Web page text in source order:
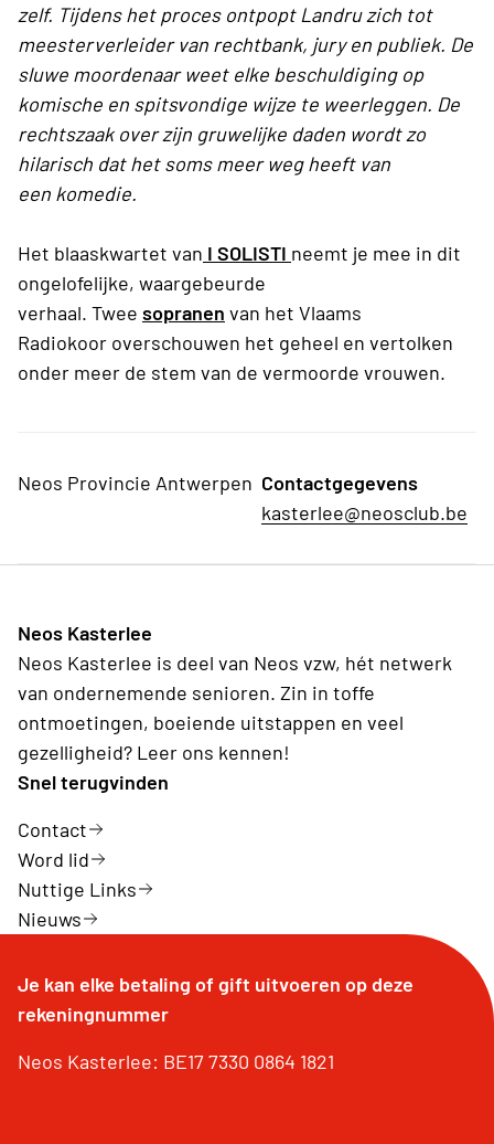
zelf. Tijdens het proces ontpopt Landru zich tot
meesterverleider van rechtbank, jury en publiek. De
sluwe moordenaar weet elke beschuldiging op
komische en spitsvondige wijze te weerleggen. De
rechtszaak over zijn gruwelijke daden wordt zo
hilarisch dat het soms meer weg heeft van
een komedie.
Het blaaskwartet van I SOLISTI neemt je mee in dit
ongelofelijke, waargebeurde
verhaal. Twee sopranen van het Vlaams
Radiokoor overschouwen het geheel en vertolken
onder meer de stem van de vermoorde vrouwen.
Neos Provincie Antwerpen Contactgegevens
kasterlee@neosclub.be
Neos Kasterlee
Neos Kasterlee is deel van Neos vzw, hét netwerk
van ondernemende senioren. Zin in toffe
ontmoetingen, boeiende uitstappen en veel
gezelligheid? Leer ons kennen!
Snel terugvinden
Contact
Word lid
Nuttige Links
Nieuws
Je kan elke betaling of gift uitvoeren op deze
rekeningnummer
Neos Kasterlee: BE17 7330 0864 1821